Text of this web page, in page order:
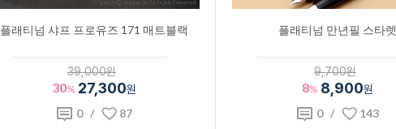
플래티넘 샤프 프로유즈 171 매트블랙
39,000원
30% 27,300원
0/ 87
플래티넘 만년필 스타렛
9,700원
8% 8,900원
0/ 143